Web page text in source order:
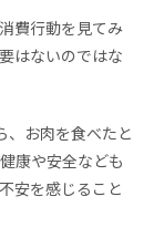
費行動を見てみ
はないのではな
お肉を食べたと
康や安全なども
安を感じること